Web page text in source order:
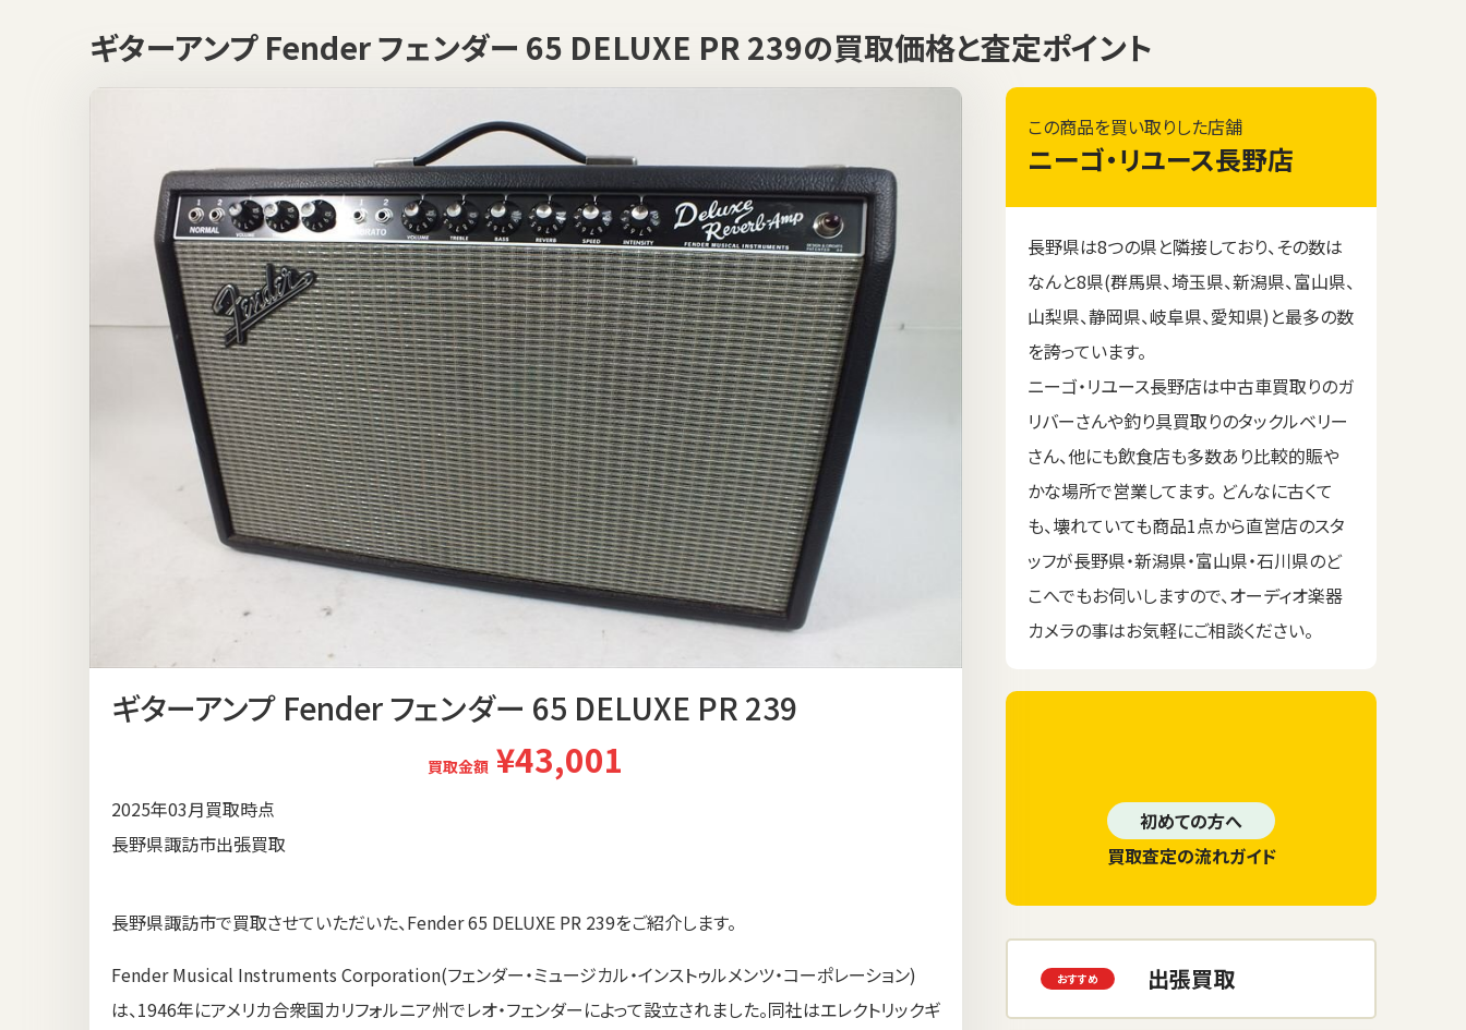
ギターアンプ Fender フェンダー 65 DELUXE PR 239の買取価格と査定ポイント
ギターアンプ Fender フェンダー 65 DELUXE PR 239
買取金額 ¥43,001
2025年03月買取時点
長野県諏訪市出張買取
長野県諏訪市で買取させていただいた、Fender 65 DELUXE PR 239をご紹介します。
Fender Musical Instruments Corporation(フェンダー・ミュージカル・インストゥルメンツ・コーポレーション)
は、1946年にアメリカ合衆国カリフォルニア州でレオ・フェンダーによって設立されました。同社はエレクトリックギ
この商品を買い取りした店舗
ニーゴ・リユース長野店
長野県は8つの県と隣接しており、その数は
なんと8県(群馬県、埼玉県、新潟県、富山県、
山梨県、静岡県、岐阜県、愛知県)と最多の数
を誇っています。
ニーゴ・リユース長野店は中古車買取りのガ
リバーさんや釣り具買取りのタックルベリー
さん、他にも飲食店も多数あり比較的賑や
かな場所で営業してます。 どんなに古くて
も、壊れていても商品1点から直営店のスタ
ッフが長野県・新潟県・富山県・石川県のど
こへでもお伺いしますので、オーディオ楽器
カメラの事はお気軽にご相談ください。
初めての方へ
買取査定の流れガイド
出張買取